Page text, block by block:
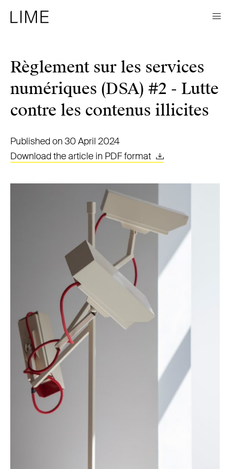
Règlement sur les services
numériques (DSA) #2 - Lutte
contre les contenus illicites
Published on 30 April 2024
Download the article in PDF format